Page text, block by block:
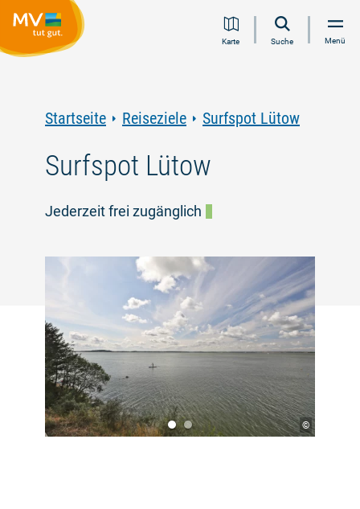
Inhalt
Navigation
Volltextsuche
FooterKarte Suche Menü
Startseite Reiseziele Surfspot Lütow
Surfspot Lütow
Jederzeit frei zugänglich
©